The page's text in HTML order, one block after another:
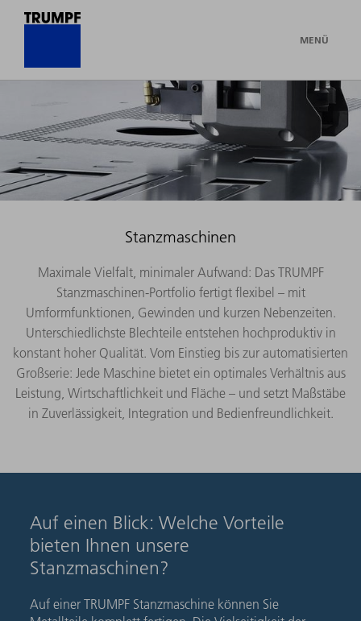
MENÜ
Stanzmaschinen
Maximale Vielfalt, minimaler Aufwand: Das TRUMPF
Stanzmaschinen-Portfolio fertigt flexibel – mit
Umformfunktionen, Gewinden und kurzen Nebenzeiten.
Unterschiedlichste Blechteile entstehen hochproduktiv in
konstant hoher Qualität. Vom Einstieg bis zur automatisierten
Großserie: Jede Maschine bietet ein optimales Verhältnis aus
Leistung, Wirtschaftlichkeit und Fläche – und setzt Maßstäbe
in Zuverlässigkeit, Integration und Bedienfreundlichkeit.​
Auf einen Blick: Welche Vorteile
bieten Ihnen unsere
Stanzmaschinen?
Auf einer TRUMPF Stanzmaschine können Sie